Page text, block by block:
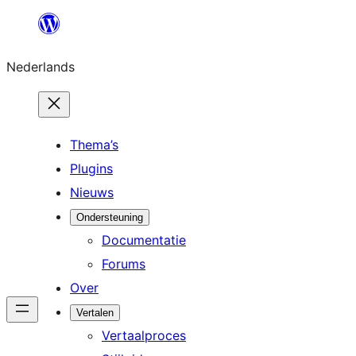
de
inhoud
Nederlands
Thema’s
Plugins
Nieuws
Ondersteuning
Documentatie
Forums
Over
Vertalen
Vertaalproces